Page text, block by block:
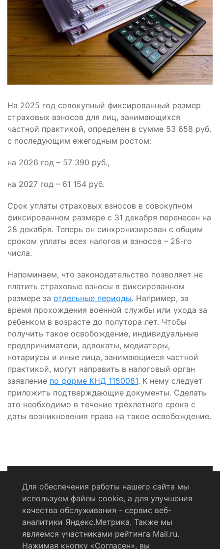
На 2025 год совокупный фиксированный размер
страховых взносов для лиц, занимающихся
частной практикой, определен в сумме 53 658 руб.
с последующим ежегодным ростом:
на 2026 год – 57 390 руб.,
на 2027 год – 61 154 руб.
Срок уплаты страховых взносов в совокупном
фиксированном размере с 31 декабря перенесен на
28 декабря. Теперь он синхронизирован с общим
сроком уплаты всех налогов и взносов – 28-го
числа.
Напоминаем, что законодательство позволяет не
платить страховые взносы в фиксированном
размере за отдельные периоды. Например, за
время прохождения военной службы или ухода за
ребенком в возрасте до полутора лет. Чтобы
получить такое освобождение, индивидуальные
предприниматели, адвокаты, медиаторы,
нотариусы и иные лица, занимающиеся частной
практикой, могут направить в налоговый орган
заявление по форме КНД 1150081. К нему следует
приложить подтверждающие документы. Сделать
это необходимо в течение трехлетнего срока с
даты возникновения права на такое освобождение.
Политика конфиденциальности
Согласие на обработку персональных данных
Для обеспечения работы нашего сайта мы
используем файлы cookie, а для улучшения
качества обслуживания - сервис веб-
аналитики Яндекс.Метрика. Также мы
являемся участниками рейтинга Mail.ru.
Нажимая кнопку «Согласен», вы